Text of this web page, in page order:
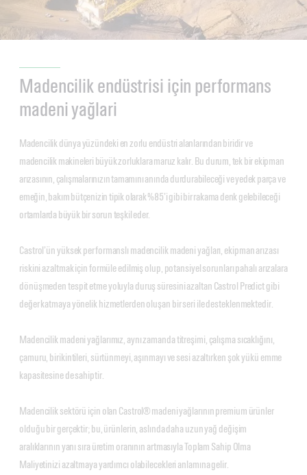
Madencilik endüstrisi için performans
madeni yağlari
Madencilik dünya yüzündeki en zorlu endüstri alanlarından biridir ve
madencilik makineleri büyük zorluklara maruz kalır. Bu durum, tek bir ekipman
arızasının, çalışmalarınızın tamamını anında durdurabileceği ve yedek parça ve
emeğin, bakım bütçenizin tipik olarak %85’i gibi bir rakama denk gelebileceği
ortamlarda büyük bir sorun teşkil eder.
Castrol’ün yüksek performanslı madencilik madeni yağları, ekipman arızası
riskini azaltmak için formüle edilmiş olup, potansiyel sorunları pahalı arızalara
dönüşmeden tespit etme yoluyla duruş süresini azaltan Castrol Predict gibi
değer katmaya yönelik hizmetlerden oluşan bir seri ile desteklenmektedir.
Madencilik madeni yağlarımız, aynı zamanda titreşimi, çalışma sıcaklığını,
çamuru, birikintileri, sürtünmeyi, aşınmayı ve sesi azaltırken şok yükü emme
kapasitesine de sahiptir.
Madencilik sektörü için olan Castrol® madeni yağlarının premium ürünler
olduğu bir gerçektir; bu, ürünlerin, aslında daha uzun yağ değişim
aralıklarının yanı sıra üretim oranının artmasıyla Toplam Sahip Olma
Maliyetinizi azaltmaya yardımcı olabilecekleri anlamına gelir.